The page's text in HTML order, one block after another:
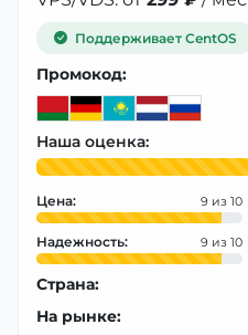
Поддерживает CentOS
Промокод:
Наша оценка:
Цена: 9
Надежность: 9
Страна:
На рынке: